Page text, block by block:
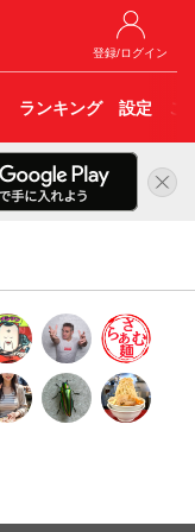
登録/ログイン
ランキング 設定 こ